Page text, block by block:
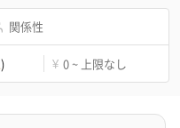
関係性
) ¥ 0 ~ 上限なし